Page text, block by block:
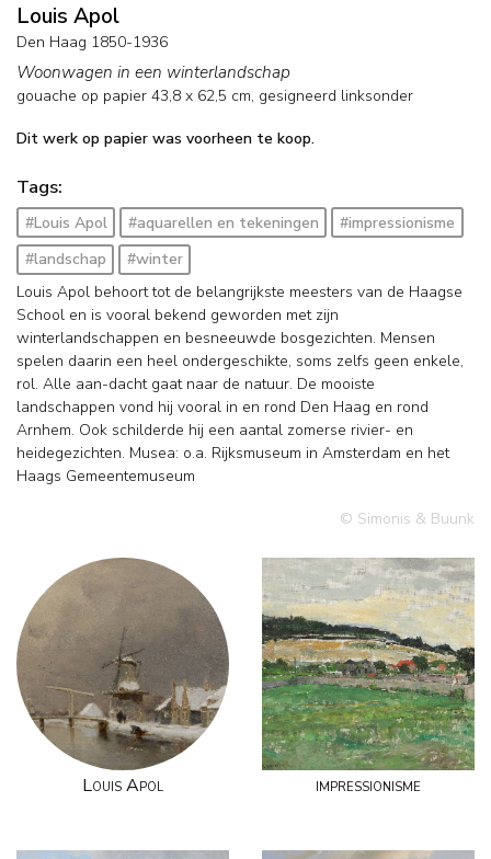
Louis Apol
Den Haag 1850-1936
Woonwagen in een winterlandschap
gouache op papier 43,8 x 62,5 cm, gesigneerd linksonder
Dit werk op papier was voorheen te koop.
Tags:
#Louis Apol #aquarellen en tekeningen
#impressionisme
#landschap
#winter
Louis Apol behoort tot de belangrijkste meesters van de Haagse
School en is vooral bekend geworden met zijn
winterlandschappen en besneeuwde bosgezichten. Mensen
spelen daarin een heel ondergeschikte, soms zelfs geen enkele,
rol. Alle aan-dacht gaat naar de natuur. De mooiste
landschappen vond hij vooral in en rond Den Haag en rond
Arnhem. Ook schilderde hij een aantal zomerse rivier- en
heidegezichten. Musea: o.a. Rijksmuseum in Amsterdam en het
Haags Gemeentemuseum
© Simonis & Buunk
Louis Apol impressionisme